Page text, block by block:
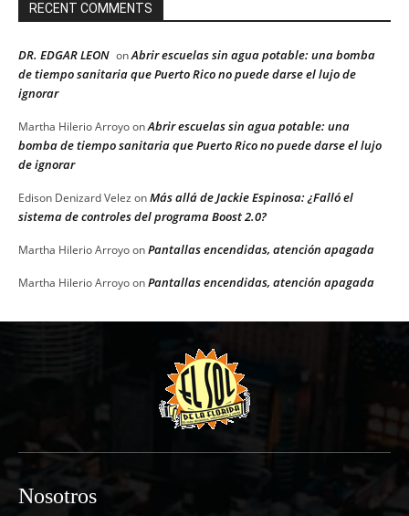
RECENT COMMENTS
DR. EDGAR LEON onAbrir escuelas sin agua potable: una bomba
de tiempo sanitaria que Puerto Rico no puede darse el lujo de
ignorar
Martha Hilerio ArroyoonAbrir escuelas sin agua potable: una
bomba de tiempo sanitaria que Puerto Rico no puede darse el lujo
de ignorar
Edison Denizard Velez onMás allá de Jackie Espinosa: ¿Falló el
sistema de controles del programa Boost 2.0?
Martha Hilerio ArroyoonPantallas encendidas, atención apagada
Martha Hilerio ArroyoonPantallas encendidas, atención apagada
Nosotros